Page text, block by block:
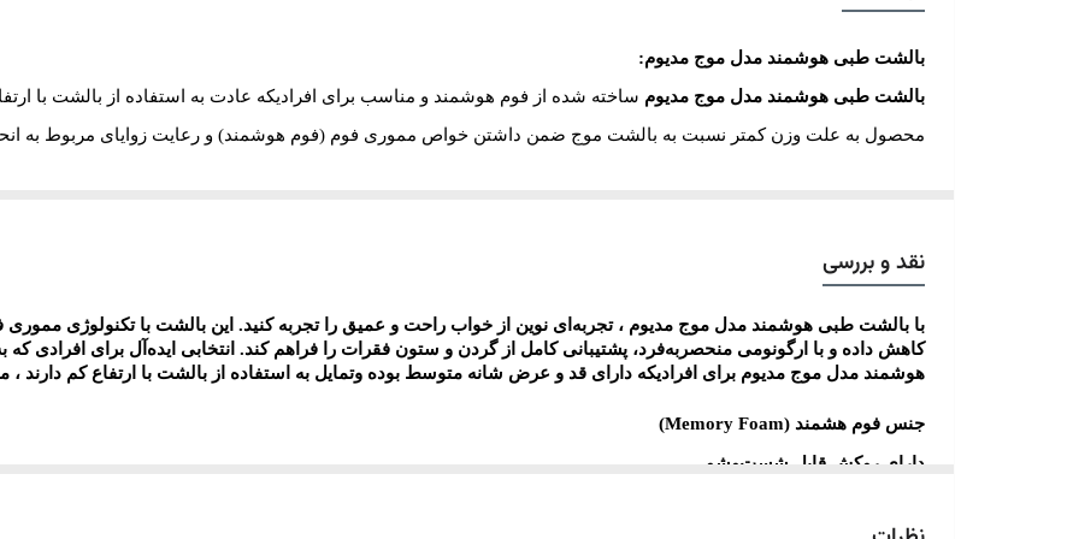
بالشت طبی هوشمند مدل موج مدیوم:
بالشت طبی هوشمند مدل موج مدیوم ساخته شده از فوم هوشمند و مناسب برای افرادیکه عادت به استفاده از بالشت با
محصول به علت وزن کمتر نسبت به بالشت موج ضمن داشتن خواص مموری فوم (فوم هوشمند) و رعایت زوایای مربوط به
کمتری به اندام بدن وارد شده، نتیجتا از دردهای عضلانی و گرفتگی ماهیچه ها وآرتروز پیشگیری می کند.
این محصول با روکش مخمل بصورت قابل تعویض و قابل شستشو عرضه میگردد.
یکی از مهم ترین فواید بالش های هوشمند (مموری فوم) را می‌توان حالت‌پذیری سریع و آسان و بازگشت کامل به شکل و فُرم
شدن فشار وزن سر و گردن دانست
نقد و بررسی
با بالشت طبی هوشمند مدل موج مدیوم ، تجربه‌ای نوین از خواب راحت و عمیق را تجربه کنید. این بالشت با تکنولوژی
کاهش داده و با ارگونومی منحصربه‌فرد، پشتیبانی کامل از گردن و ستون فقرات را فراهم کند. انتخابی ایده‌آل برای
هوشمند مدل موج مدیوم برای افرادیکه دارای قد و عرض شانه متوسط بوده وتمایل به استفاده از بالشت با ارتفاع کم دارند
جنس فوم هشمند (Memory Foam
)
دارای روکش قابل شست‌وشو